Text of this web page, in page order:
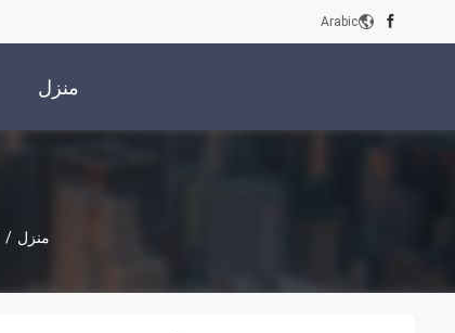
Arabic
منزل
منزل /